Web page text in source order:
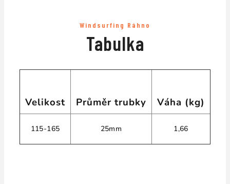
Windsurfing Ráhno
Tabulka
Velikost Průměr trubky Váha (kg)
115-165 25mm 1,66